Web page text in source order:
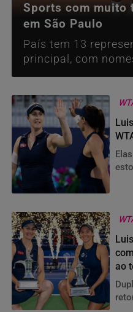
Sports com muito
em São Paulo
País tem 13
principal, com
Reis e Guto Miguel
ao